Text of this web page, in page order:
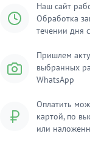
Наш сайт
Обработка
течении дня
Пришлем
выбранных
WhatsApp
Оплатить
картой, по
или